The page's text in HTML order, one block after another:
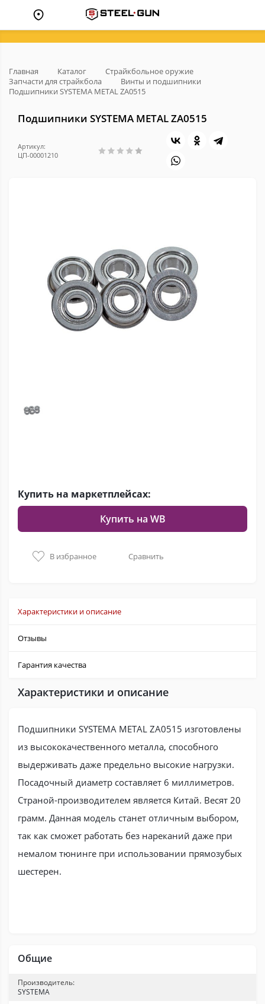
Главная Каталог
Страйкбольное оружие
Запчасти для страйкбола
Винты и подшипники
Подшипники SYSTEMA METAL ZA0515
Подшипники SYSTEMA METAL ZA0515
Артикул:
ЦП-00001210
Купить на маркетплейсах:
Купить на WB
В избранное Сравнить
Характеристики и описание
Отзывы
Гарантия качества
Характеристики и описание
Подшипники SYSTEMA METAL ZA0515 изготовлены
из высококачественного металла, способного
выдерживать даже предельно высокие нагрузки.
Посадочный диаметр составляет 6 миллиметров.
Страной-производителем является Китай. Весят 20
грамм. Данная модель станет отличным выбором,
так как сможет работать без нареканий даже при
немалом тюнинге при использовании прямозубых
шестерен.
Общие
Производитель:
SYSTEMA